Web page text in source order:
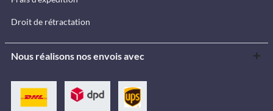
Droit de rétractation
Nous réalisons nos envois avec